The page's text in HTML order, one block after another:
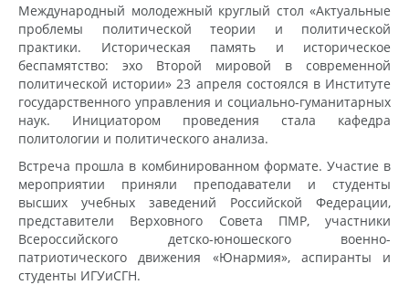
Международный молодежный круглый стол «Актуальные
проблемы политической теории и политической
практики. Историческая память и историческое
беспамятство: эхо Второй мировой в современной
политической истории» 23 апреля состоялся в Институте
государственного управления и социально-гуманитарных
наук. Инициатором проведения стала кафедра
политологии и политического анализа.
Встреча прошла в комбинированном формате. Участие в
мероприятии приняли преподаватели и студенты
высших учебных заведений Российской Федерации,
представители Верховного Совета ПМР, участники
Всероссийского детско-юношеского военно-
патриотического движения «Юнармия», аспиранты и
студенты ИГУиСГН.